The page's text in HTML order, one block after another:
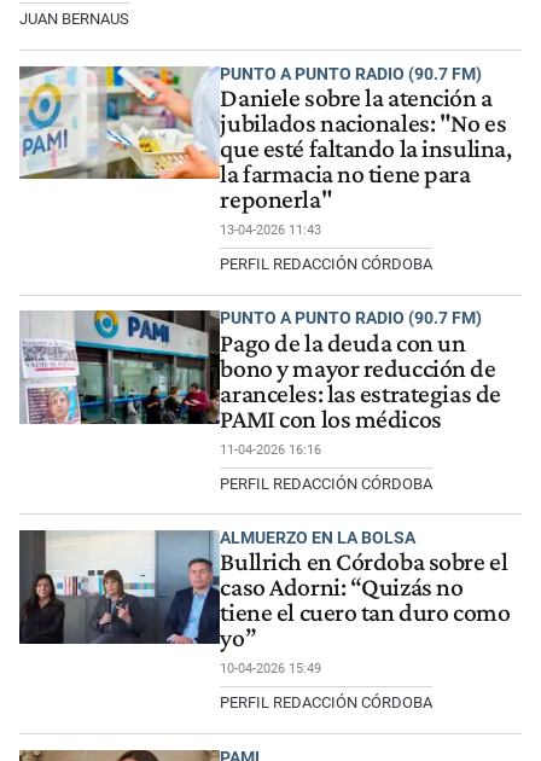
JUAN BERNAUS
PUNTO A PUNTO RADIO (90.7 FM)
Daniele sobre la atención a
jubilados nacionales: "No es
que esté faltando la insulina,
la farmacia no tiene para
reponerla"
13-04-2026 11:43
PERFIL REDACCIÓN CÓRDOBA
PUNTO A PUNTO RADIO (90.7 FM)
Pago de la deuda con un
bono y mayor reducción de
aranceles: las estrategias de
PAMI con los médicos
11-04-2026 16:16
PERFIL REDACCIÓN CÓRDOBA
ALMUERZO EN LA BOLSA
Bullrich en Córdoba sobre el
caso Adorni: “Quizás no
tiene el cuero tan duro como
yo”
10-04-2026 15:49
PERFIL REDACCIÓN CÓRDOBA